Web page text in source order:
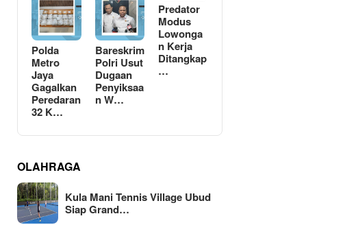
Polda
Metro
Jaya
Gagalkan
Peredaran
32 K…
Bareskrim
Polri Usut
Dugaan
Penyiksaa
n W…
Predator
Modus
Lowonga
n Kerja
Ditangkap
…
OLAHRAGA
Kula Mani Tennis Village Ubud
Siap Grand…